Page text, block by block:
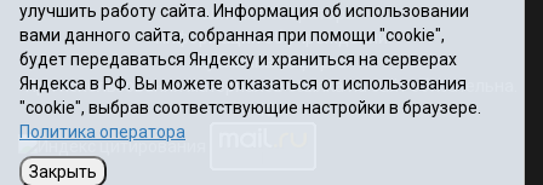
Политика оператора
Информация об учреждении
Публичная оферта
При использовании материалов ссылка на сайт обязательна.
12+
улучшить работу сайта. Информация об использовании
вами данного сайта, собранная при помощи "cookie",
будет передаваться Яндексу и храниться на серверах
Яндекса в РФ. Вы можете отказаться от использования
"cookie", выбрав соответствующие настройки в браузере.
Политика оператора
Закрыть